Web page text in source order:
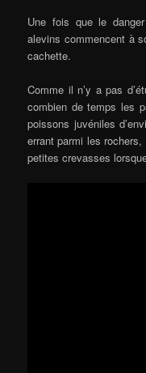
Une fois que le
alevins commencent à
cachette.
Comme il n’y a pas
combien de temps les
poissons juvéniles
errant parmi les
petites crevasses